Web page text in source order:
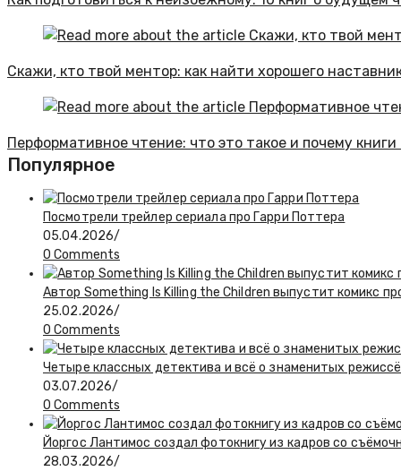
Скажи, кто твой ментор: как найти хорошего
Перформативное чтение: что это такое и почему
Популярное
Посмотрели трейлер сериала про Гарри Поттера
05.04.2026/
0 Comments
Автор Something Is Killing the Children выпустит комикс
25.02.2026/
0 Comments
Четыре классных детектива и всё о знаменитых
03.07.2026/
0 Comments
Йоргос Лантимос создал фотокнигу из кадров со
28.03.2026/